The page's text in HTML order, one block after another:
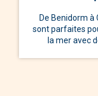
De Benidorm à
sont parfaites
la mer avec